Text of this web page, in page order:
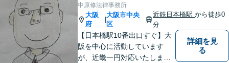
中原修法律事務所
大阪
府
|
大阪市中央
区
近鉄日本橋駅から徒歩0
分
【日本橋駅10番出口すぐ】大
阪を中心に活動しています
が、近畿一円対応いたしま
詳細を見
る